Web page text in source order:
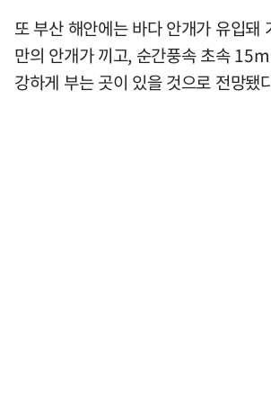
또 부산 해안에는 바다 안개가 유입돼
만의 안개가 끼고, 순간풍속 초속
강하게 부는 곳이 있을 것으로 전망됐